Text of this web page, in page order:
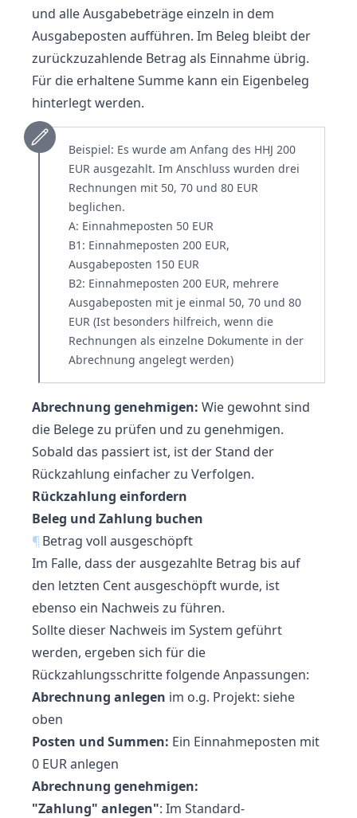
und alle Ausgabebeträge einzeln in dem
Ausgabeposten aufführen. Im Beleg bleibt der
zurückzuzahlende Betrag als Einnahme übrig.
Für die erhaltene Summe kann ein Eigenbeleg
hinterlegt werden.
Beispiel: Es wurde am Anfang des HHJ 200
EUR ausgezahlt. Im Anschluss wurden drei
Rechnungen mit 50, 70 und 80 EUR
beglichen.
A: Einnahmeposten 50 EUR
B1: Einnahmeposten 200 EUR,
Ausgabeposten 150 EUR
B2: Einnahmeposten 200 EUR, mehrere
Ausgabeposten mit je einmal 50, 70 und 80
EUR (Ist besonders hilfreich, wenn die
Rechnungen als einzelne Dokumente in der
Abrechnung angelegt werden)
Abrechnung genehmigen: Wie gewohnt sind
die Belege zu prüfen und zu genehmigen.
Sobald das passiert ist, ist der Stand der
Rückzahlung einfacher zu Verfolgen.
Rückzahlung einfordern
Beleg und Zahlung buchen
¶ Betrag voll ausgeschöpft
Im Falle, dass der ausgezahlte Betrag bis auf
den letzten Cent ausgeschöpft wurde, ist
ebenso ein Nachweis zu führen.
Sollte dieser Nachweis im System geführt
werden, ergeben sich für die
Rückzahlungsschritte folgende Anpassungen:
Abrechnung anlegen im o.g. Projekt: siehe
oben
Posten und Summen: Ein Einnahmeposten mit
0 EUR anlegen
Abrechnung genehmigen:
"Zahlung" anlegen": Im Standard-